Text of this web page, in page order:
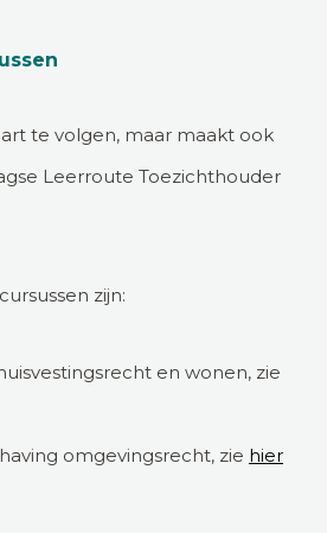
te volgen, maar maakt ook
Leerroute Toezichthouder
zijn:
en wonen, zie
omgevingsrecht, zie hier